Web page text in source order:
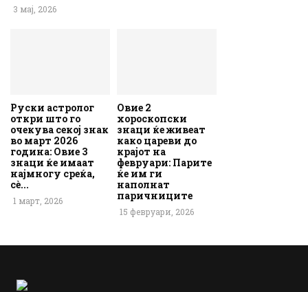
3 мај, 2026
Руски астролог
откри што го
очекува секој знак
во март 2026
година: Овие 3
знаци ќе имаат
најмногу среќа,
сè...
1 март, 2026
Овие 2
хороскопски
знаци ќе живеат
како цареви до
крајот на
февруари: Парите
ќе им ги
наполнат
паричниците
15 февруари, 2026